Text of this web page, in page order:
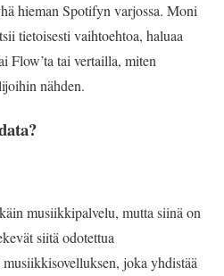
hieman Spotifyn varjossa. Moni
tietoisesti vaihtoehtoa, haluaa
Flow’ta tai vertailla, miten
nähden.
musiikkipalvelu, mutta siinä on
siitä odotettua
joka yhdistää